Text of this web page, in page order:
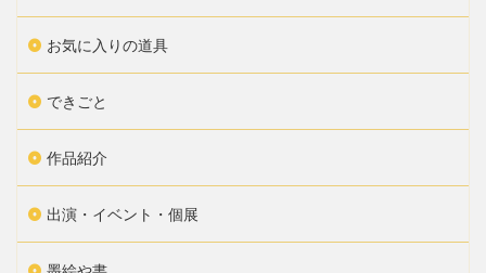
お気に入りの道具
できごと
作品紹介
出演・イベント・個展